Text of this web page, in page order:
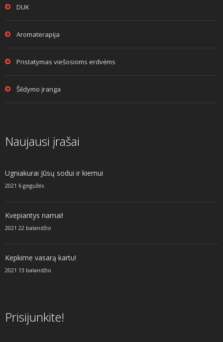
DUK
Aromaterapija
Pristatymas viešosioms erdvėms
Šildymo įranga
Naujausi įrašai
Ugniakurai Jūsų sodui ir kiemui
2021 6 gegužės
Kvepiantys namai!
2021 22 balandžio
Kepkime vasarą kartu!
2021 13 balandžio
Prisijunkite!